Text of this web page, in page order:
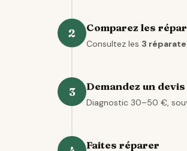
2 Comparez les
Consultez les 3
3 Demandez un devis
Diagnostic 30–50 €,
Faites réparer